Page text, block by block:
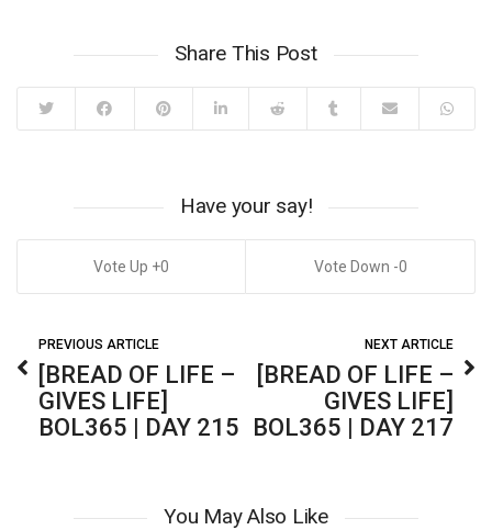
Share This Post
Have your say!
0 0
PREVIOUS ARTICLE
[BREAD OF LIFE –
GIVES LIFE]
BOL365 | DAY 215
NEXT ARTICLE
[BREAD OF LIFE –
GIVES LIFE]
BOL365 | DAY 217
You May Also Like